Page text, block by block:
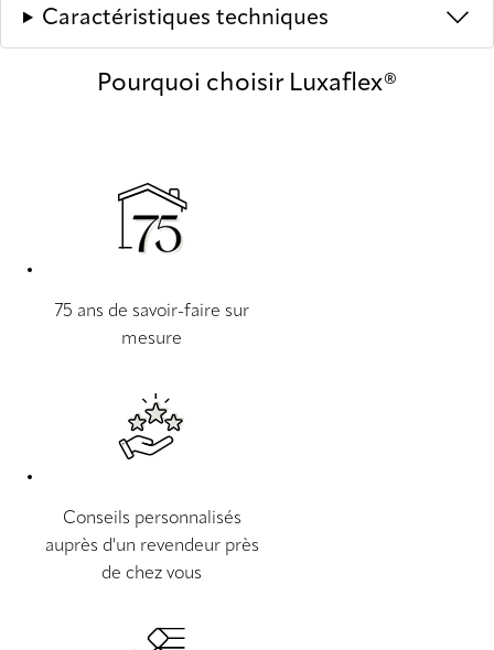
Caractéristiques techniques
Pourquoi choisir Luxaflex®
75 ans de savoir-faire sur
mesure
Conseils personnalisés
auprès d'un revendeur près
de chez vous